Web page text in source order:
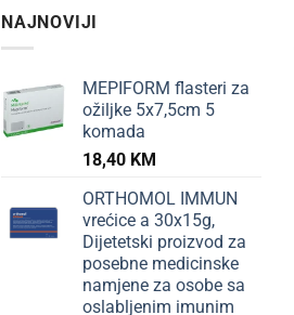
NAJNOVIJI
MEPIFORM flasteri za
ožiljke 5x7,5cm 5
komada
18,40 KM
ORTHOMOL IMMUN
vrećice a 30x15g,
Dijetetski proizvod za
posebne medicinske
namjene za osobe sa
oslabljenim imunim